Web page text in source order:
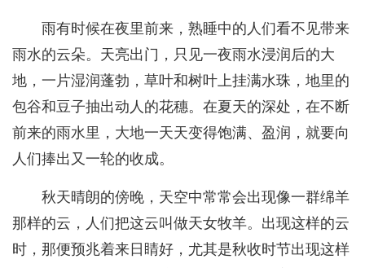
雨有时候在夜里前来，熟睡中的人们看不见带来
雨水的云朵。天亮出门，只见一夜雨水浸润后的大
地，一片湿润蓬勃，草叶和树叶上挂满水珠，地里的
包谷和豆子抽出动人的花穗。在夏天的深处，在不断
前来的雨水里，大地一天天变得饱满、盈润，就要向
人们捧出又一轮的收成。
秋天晴朗的傍晚，天空中常常会出现像一群绵羊
那样的云，人们把这云叫做天女牧羊。出现这样的云
时，那便预兆着来日睛好，尤其是秋收时节出现这样